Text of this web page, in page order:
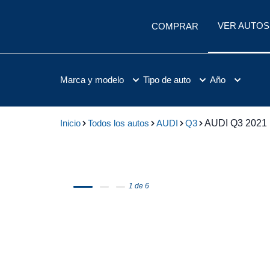
COMPRAR VER AUTOS
Marca y modelo Tipo de auto Año
Inicio Todos los autos AUDI Q3 AUDI Q3 2021
1 de 6